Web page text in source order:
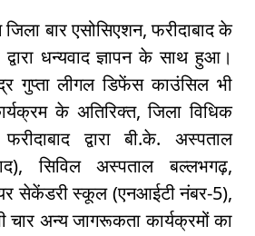
बार एसोसिएशन, फरीदाबाद के
धन्यवाद ज्ञापन के साथ हुआ।
गुप्ता लीगल डिफेंस काउंसिल भी
के अतिरिक्त, जिला विधिक
द्वारा बी.के. अस्पताल
सिविल अस्पताल बल्लभगढ़,
सेकेंडरी स्कूल (एनआईटी नंबर-5),
चार अन्य जागरूकता कार्यक्रमों का